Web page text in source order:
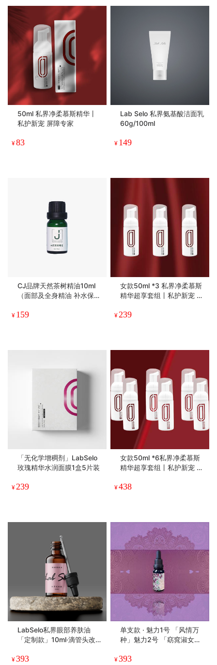
50ml 私界净柔慕斯精华丨
私护新宠 屏障专家
¥83
Lab Selo 私界氨基酸洁面乳
60g/100ml
¥ 149
CJ品牌天然茶树精油10ml
（面部及全身精油 补水保湿
¥ 159
女款50ml *3 私界净柔慕斯
精华超享套组丨私护新宠 屏
¥239
「无化学增稠剂」LabSelo
玫瑰精华水润面膜1盒5片装
¥239
女款50ml *6私界净柔慕斯
精华超享套组丨私护新宠 屏
¥438
LabSelo私界眼部养肤油
「定制款」10ml·滴管头改为
¥393
单支款 · 魅力1号 「风情万
种」魅力2号 「窈窕淑女」
香按摩精纯油定制款丨
¥393